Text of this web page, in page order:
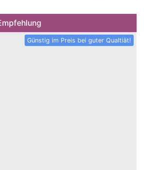
Günstig im Preis bei guter Qualtiät!